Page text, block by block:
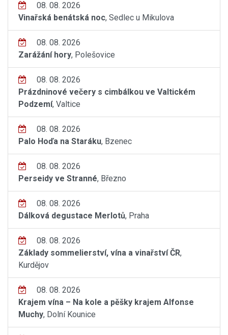
08. 08. 2026
Vinařská benátská noc, Sedlec u Mikulova
08. 08. 2026
Zarážání hory, Polešovice
08. 08. 2026
Prázdninové večery s cimbálkou ve Valtickém
Podzemí, Valtice
08. 08. 2026
Palo Hoďa na Staráku, Bzenec
08. 08. 2026
Perseidy ve Stranné, Březno
08. 08. 2026
Dálková degustace Merlotů, Praha
08. 08. 2026
Základy sommelierství, vína a vinařství ČR,
Kurdějov
08. 08. 2026
Krajem vína – Na kole a pěšky krajem Alfonse
Muchy, Dolní Kounice